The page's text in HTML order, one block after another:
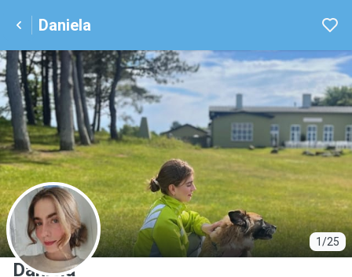
Daniela
1/25
D
Daniela